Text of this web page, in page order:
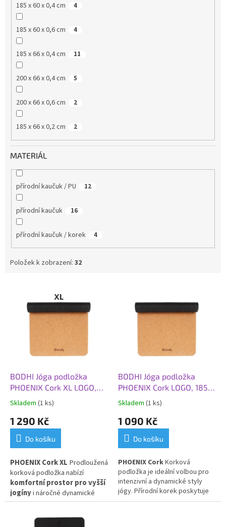
185 x 60 x 0,4 cm 4
185 x 60 x 0,6 cm 4
185 x 66 x 0,4 cm 11
200 x 66 x 0,4 cm 5
200 x 66 x 0,6 cm 2
185 x 66 x 0,2 cm 2
MATERIÁL
přírodní kaučuk / PU 12
přírodní kaučuk 16
přírodní kaučuk / korek 4
Položek k zobrazení: 32
BODHI Jóga podložka
PHOENIX Cork XL LOGO,
200 x 66 x 0,4 cm, korek
Skladem (1 ks)
1 290 Kč
Do košíku
PHOENIX Cork XL Prodloužená
korková podložka nabízí
komfortní prostor pro vyšší
jogínyi náročné dynamické
cvičení. Přírodní korek s
zvyšuje svou přilnavost s mírou
BODHI Jóga podložka
PHOENIX Cork LOGO, 185 x
66 x 0,4 cm, korek
Skladem (1 ks)
1 090 Kč
Do košíku
PHOENIX CorkKorková
podložka je ideální volbou pro
intenzivní a dynamické styly
jógy. Přírodní korek poskytuje
extra přilnavost, která se